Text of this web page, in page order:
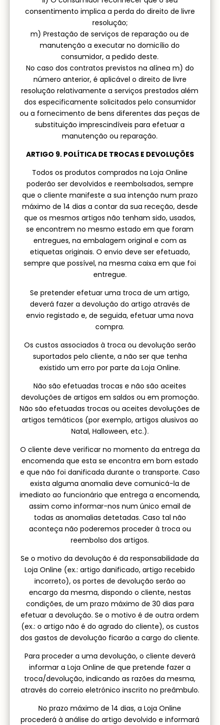
consentimento implica a perda do direito de livre
resolução;
m) Prestação de serviços de reparação ou de
manutenção a executar no domicílio do
consumidor, a pedido deste.
No caso dos contratos previstos na alínea m) do
número anterior, é aplicável o direito de livre
resolução relativamente a serviços prestados além
dos especificamente solicitados pelo consumidor
ou a fornecimento de bens diferentes das peças de
substituição imprescindíveis para efetuar a
manutenção ou reparação.
ARTIGO 9. POLÍTICA DE TROCAS E DEVOLUÇÕES
Todos os produtos comprados na Loja Online
poderão ser devolvidos e reembolsados, sempre
que o cliente manifeste a sua intenção num prazo
máximo de 14 dias a contar da sua receção, desde
que os mesmos artigos não tenham sido, usados,
se encontrem no mesmo estado em que foram
entregues, na embalagem original e com as
etiquetas originais. O envio deve ser efetuado,
sempre que possível, na mesma caixa em que foi
entregue.
Se pretender efetuar uma troca de um artigo,
deverá fazer a devolução do artigo através de
envio registado e, de seguida, efetuar uma nova
compra.
Os custos associados à troca ou devolução serão
suportados pelo cliente, a não ser que tenha
existido um erro por parte da Loja Online.
Não são efetuadas trocas e não são aceites
devoluções de artigos em saldos ou em promoção.
Não são efetuadas trocas ou aceites devoluções de
artigos temáticos (por exemplo, artigos alusivos ao
Natal, Halloween, etc.).
O cliente deve verificar no momento da entrega da
encomenda que esta se encontra em bom estado
e que não foi danificada durante o transporte. Caso
exista alguma anomalia deve comunicá-la de
imediato ao funcionário que entrega a encomenda,
assim como informar-nos num único email de
todas as anomalias detetadas. Caso tal não
aconteça não poderemos proceder à troca ou
reembolso dos artigos.
Se o motivo da devolução é da responsabilidade da
Loja Online (ex.: artigo danificado, artigo recebido
incorreto), os portes de devolução serão ao
encargo da mesma, dispondo o cliente, nestas
condições, de um prazo máximo de 30 dias para
efetuar a devolução. Se o motivo é de outra ordem
(ex.: o artigo não é do agrado do cliente), os custos
dos gastos de devolução ficarão a cargo do cliente.
Para proceder a uma devolução, o cliente deverá
informar a Loja Online de que pretende fazer a
troca/devolução, indicando as razões da mesma,
através do correio eletrónico inscrito no preâmbulo.
No prazo máximo de 14 dias, a Loja Online
procederá à análise do artigo devolvido e informará